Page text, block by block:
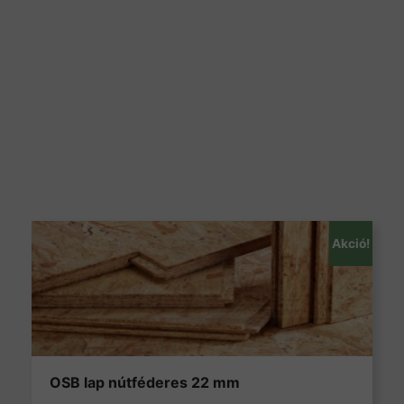
Akció!
OSB lap nútféderes 22 mm